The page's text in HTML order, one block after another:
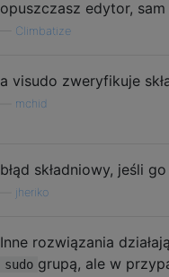
opuszczasz edytor,
Climbatize
a visudo zweryfikuje
mchid
błąd składniowy, jeśli
jheriko
Inne rozwiązania
sudo grupą, ale w